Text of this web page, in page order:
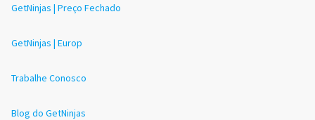
GetNinjas | Preço Fechado
GetNinjas | Europ
Trabalhe Conosco
Blog do GetNinjas